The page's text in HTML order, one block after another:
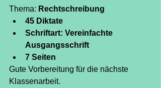
Thema: Rechtschreibung
45 Diktate
Schriftart: Vereinfachte
Ausgangsschrift
7 Seiten
Gute Vorbereitung für die nächste
Klassenarbeit.